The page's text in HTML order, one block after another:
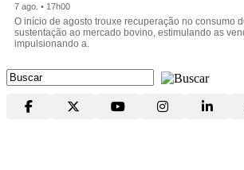
7 ago. • 17h00
O início de agosto trouxe recuperação no consumo
sustentação ao mercado bovino, estimulando as
impulsionando a.